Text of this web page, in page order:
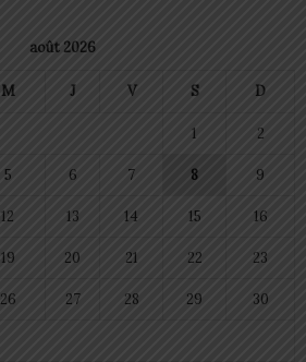
août 2026
M J V S D
1 2
5 6 7 8 9
12 13 14 15 16
19 20 21 22 23
26 27 28 29 30